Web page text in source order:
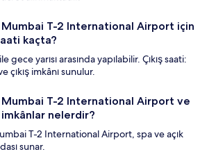
Mumbai T-2 International Airport için
kaçta?
gece yarısı arasında yapılabilir. Çıkış saati:
çıkış imkânı sunulur.
Mumbai T-2 International Airport ve
imkânlar nelerdir?
T-2 International Airport, spa ve açık
sunar.